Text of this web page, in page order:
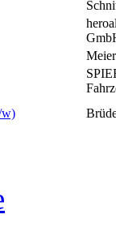
w)